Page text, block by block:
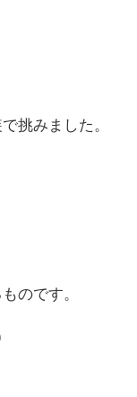
挑みました。
のです。